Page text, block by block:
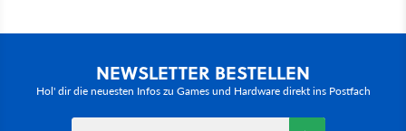
NEWSLETTER BESTELLEN
Hol' dir die neuesten Infos zu Games und Hardware direkt ins Postfach